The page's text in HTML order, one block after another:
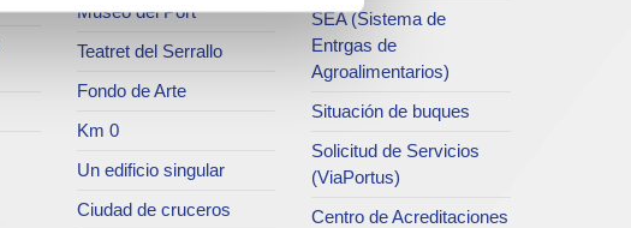
Museo del Port
Teatret del Serrallo
Fondo de Arte
Km 0
Un edificio singular
Ciudad de cruceros
SEA (Sistema de
Entrgas de
Agroalimentarios)
Situación de buques
Solicitud de Servicios
(ViaPortus)
Centro de Acreditaciones